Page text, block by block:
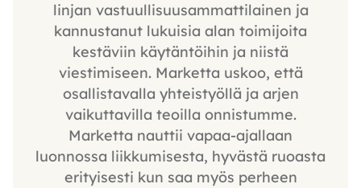
linjan vastuullisuusammattilainen ja
kannustanut lukuisia alan toimijoita
kestäviin käytäntöihin ja niistä
viestimiseen. Marketta uskoo, että
osallistavalla yhteistyöllä ja arjen
vaikuttavilla teoilla onnistumme.
Marketta nauttii vapaa-ajallaan
luonnossa liikkumisesta, hyvästä ruoasta
erityisesti kun saa myös perheen